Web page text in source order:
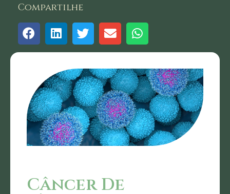
Câncer De
Compartilhe